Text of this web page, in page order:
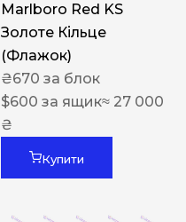
Marlboro Red KS
Золоте Кільце
(Флажок)
₴670 за блок
$600 за ящик≈ 27 000
₴
Купити